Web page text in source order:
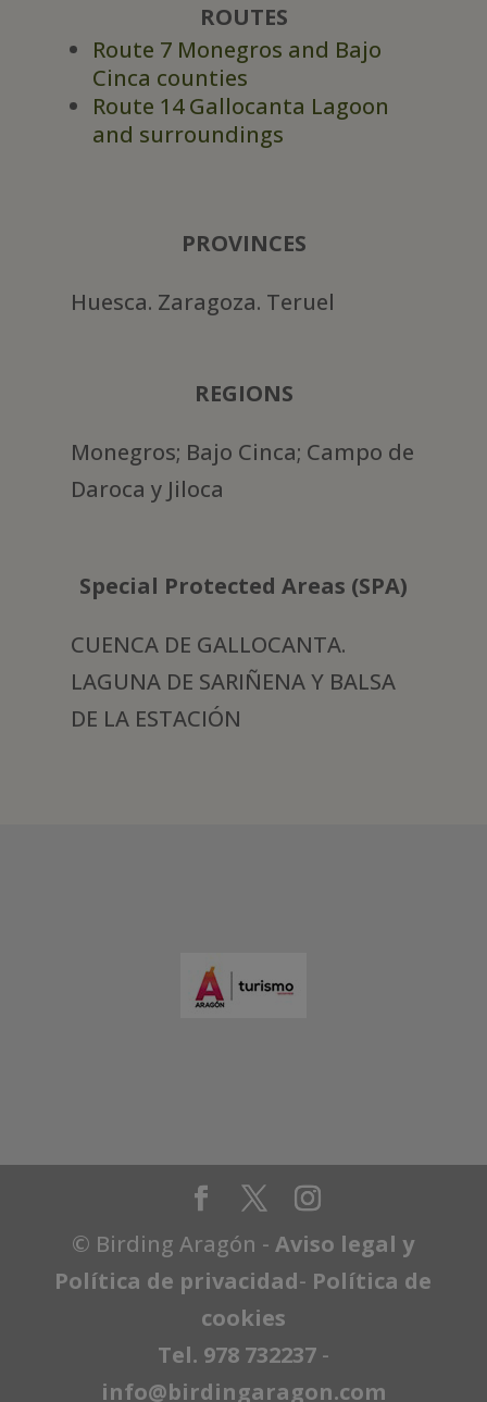
ROUTES
Route 7 Monegros and Bajo
Cinca counties
Route 14 Gallocanta Lagoon
and surroundings
PROVINCES
Huesca. Zaragoza. Teruel
REGIONS
Monegros; Bajo Cinca; Campo de
Daroca y Jiloca
Special Protected Areas (SPA)
CUENCA DE GALLOCANTA.
LAGUNA DE SARIÑENA Y BALSA
DE LA ESTACIÓN
© Birding Aragón -Aviso legal y
Política de privacidad- Política de
cookies
Tel. 978 732237 -
info@birdingaragon.com